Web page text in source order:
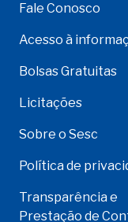
Fale Conosco
Acesso à
Bolsas Gratuitas
Licitações
Sobre o Sesc
Política de
Transparência e
Prestação de